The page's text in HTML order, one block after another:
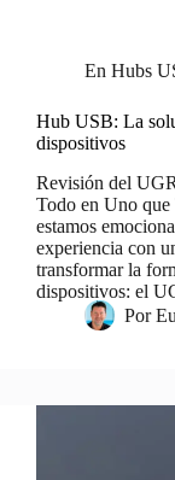
En Hubs
Hub USB: La
dispositivos
Revisión del
Todo en Uno
estamos
experiencia con
transformar la
dispositivos: el
Por